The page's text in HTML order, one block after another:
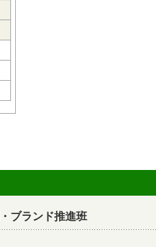
ブランド推進班